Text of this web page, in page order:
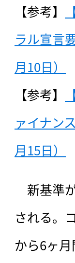
【参考】
ラル宣言
月10日）
【参考】
ァイナン
月15日）
新基準
される。
から6ヶ